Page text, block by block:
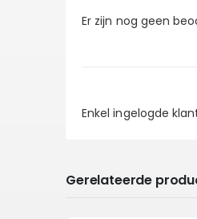
Er zijn nog geen
Enkel ingelogde
Gerelateerde